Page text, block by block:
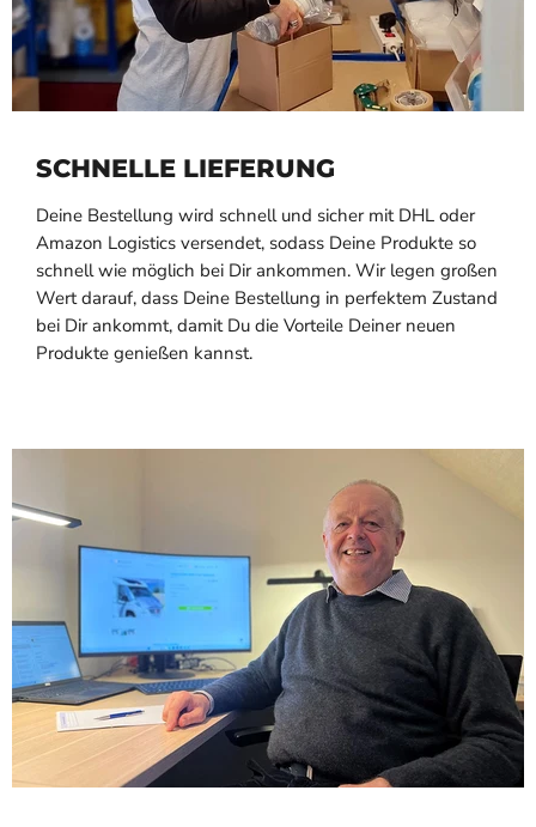
SCHNELLE LIEFERUNG
Deine Bestellung wird schnell und sicher mit DHL oder
Amazon Logistics versendet, sodass Deine Produkte so
schnell wie möglich bei Dir ankommen. Wir legen großen
Wert darauf, dass Deine Bestellung in perfektem Zustand
bei Dir ankommt, damit Du die Vorteile Deiner neuen
Produkte genießen kannst.